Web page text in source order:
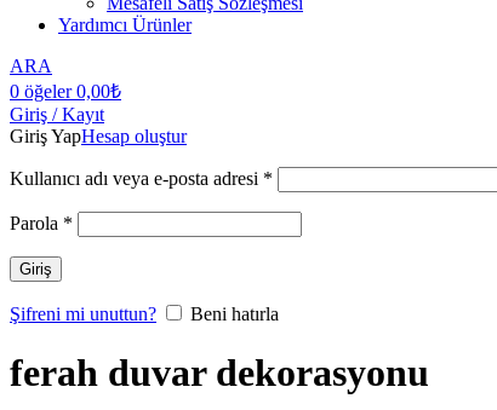
Yardımcı Ürünler
ARA
0 öğeler 0,00₺
Giriş / Kayıt
Giriş YapHesap oluştur
Kullanıcı adı veya e-posta adresi *
Parola *
Giriş
Şifreni mi unuttun? Beni hatırla
ferah duvar dekorasyonu